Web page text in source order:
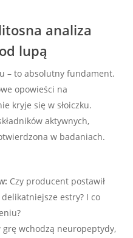
analiza
lupą
– to absolutny fundament.
opowieści na
kryje się w słoiczku.
aktywnych,
w badaniach.
Czy producent postawił
estry? I co
grę wchodzą neuropeptydy,